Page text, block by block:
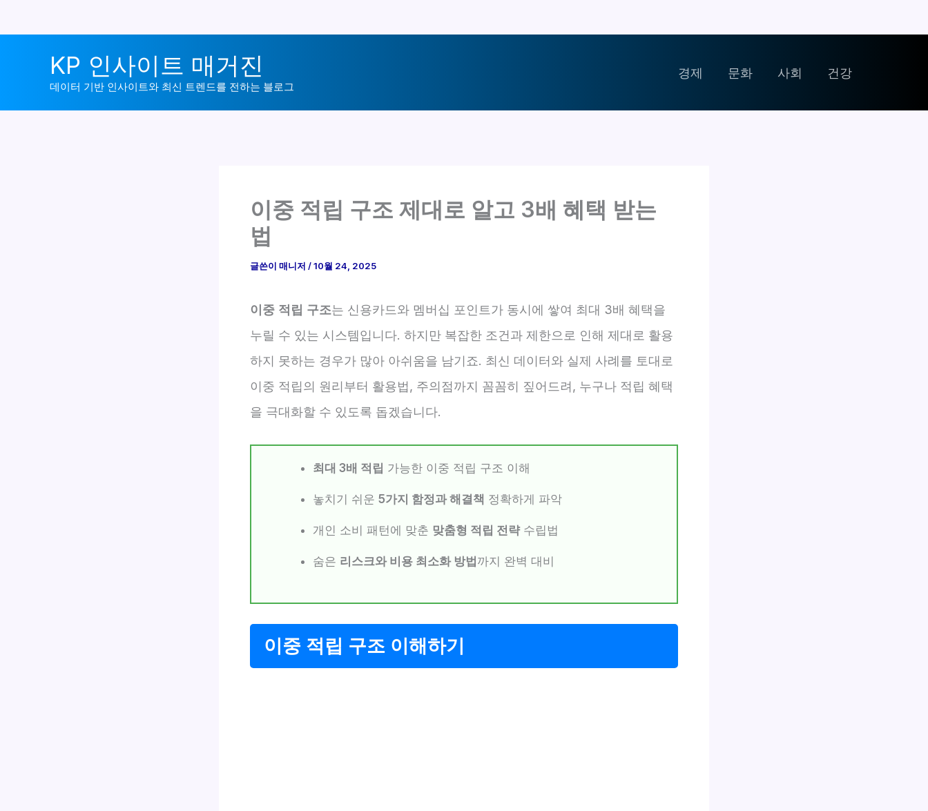
KP 인사이트 매거진
데이터 기반 인사이트와 최신 트렌드를 전하는 블로그
경제 문화 사회 건강
이중 적립 구조 제대로 알고 3배 혜택 받는
법
글쓴이 매니저 /10월 24, 2025
이중 적립 구조는 신용카드와 멤버십 포인트가 동시에 쌓여 최대 3배 혜택을
누릴 수 있는 시스템입니다. 하지만 복잡한 조건과 제한으로 인해 제대로 활용
하지 못하는 경우가 많아 아쉬움을 남기죠. 최신 데이터와 실제 사례를 토대로
이중 적립의 원리부터 활용법, 주의점까지 꼼꼼히 짚어드려, 누구나 적립 혜택
을 극대화할 수 있도록 돕겠습니다.
최대 3배 적립 가능한 이중 적립 구조 이해
놓치기 쉬운 5가지 함정과 해결책 정확하게 파악
개인 소비 패턴에 맞춘 맞춤형 적립 전략수립법
숨은 리스크와 비용 최소화 방법까지 완벽 대비
이중 적립 구조 이해하기